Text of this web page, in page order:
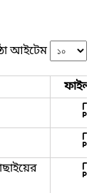
আইটেম
ফাইল